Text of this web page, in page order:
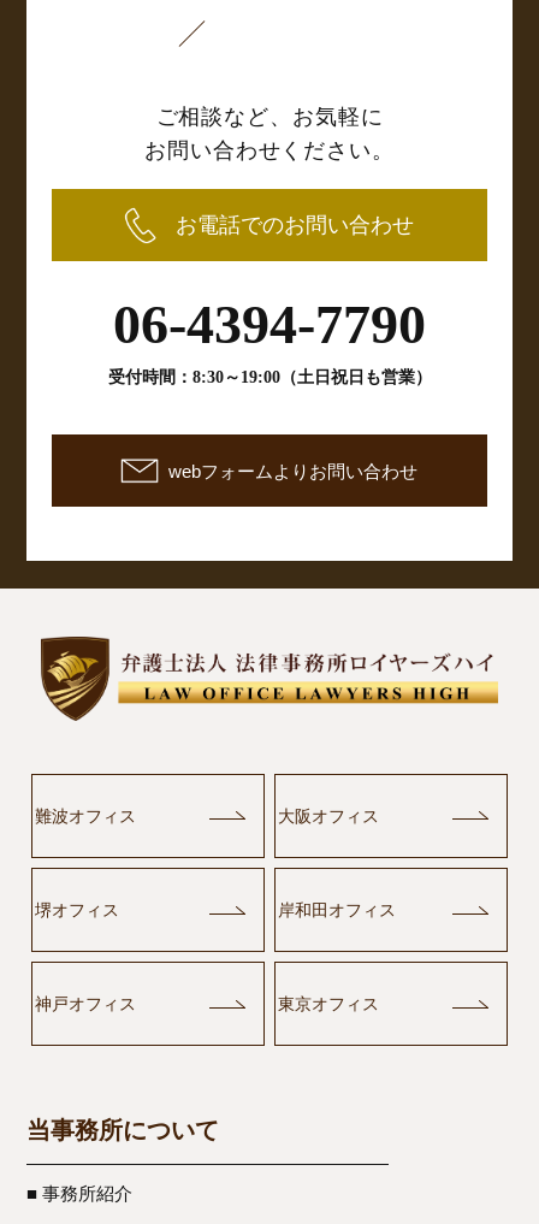
ご相談など、お気軽に
お問い合わせください。
お電話でのお問い合わせ
06-4394-7790
受付時間：8:30～19:00（土日祝日も営業）
webフォームよりお問い合わせ
難波オフィス 大阪オフィス
堺オフィス 岸和田オフィス
神戸オフィス 東京オフィス
当事務所について
■ 事務所紹介